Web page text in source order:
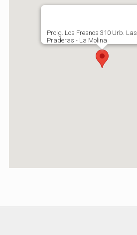
Prolg. Los Fresnos 310 Urb. Las
Praderas - La Molina